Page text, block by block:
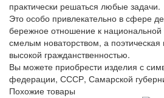
практически решаться любые задачи.
Это особо привлекательно в сфере
бережное отношение к национальной
смелым новаторством, а поэтическая
высокой гражданственностью.
Вы можете приобрести изделия с
федерации, СССР, Самарской
Похожие товары